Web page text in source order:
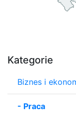
Kategorie
Biznes i
- Praca